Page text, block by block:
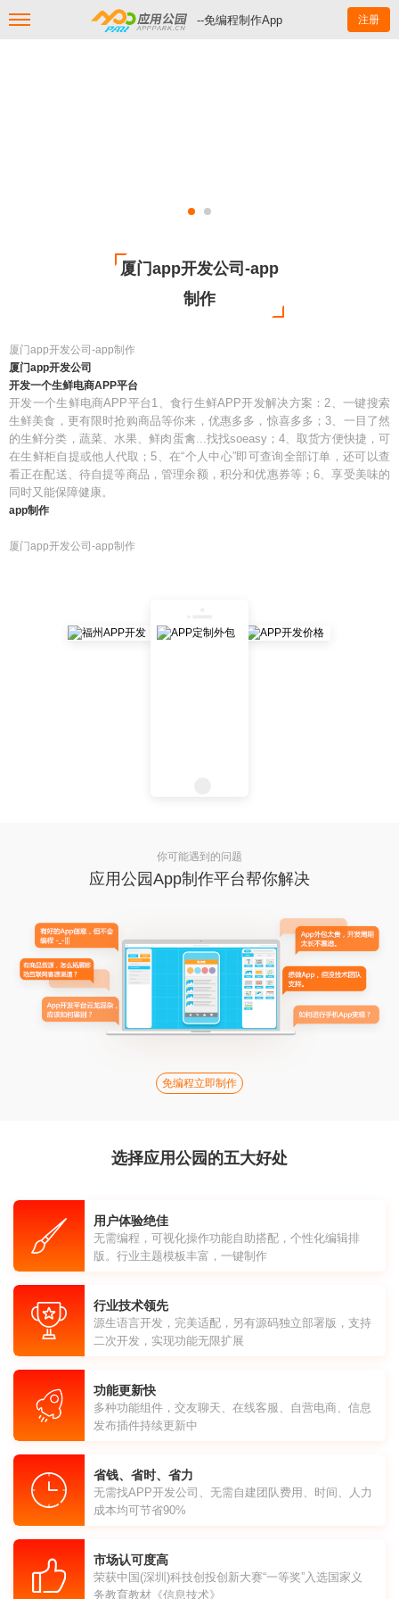
--免编程制作App 注册
厦门app开发公司-app
制作
厦门app开发公司-app制作
厦门app开发公司
开发一个生鲜电商APP平台
开发一个生鲜电商APP平台1、食行生鲜APP开发解决方案：2、一键搜索
生鲜美食，更有限时抢购商品等你来，优惠多多，惊喜多多；3、一目了然
的生鲜分类，蔬菜、水果、鲜肉蛋禽...找找soeasy；4、取货方便快捷，可
在生鲜柜自提或他人代取；5、在“个人中心”即可查询全部订单，还可以查
看正在配送、待自提等商品，管理余额，积分和优惠券等；6、享受美味的
同时又能保障健康。
app制作
厦门app开发公司-app制作
你可能遇到的问题
应用公园App制作平台帮你解决
免编程立即制作
选择应用公园的五大好处
用户体验绝佳
无需编程，可视化操作功能自助搭配，个性化编辑排
版。行业主题模板丰富，一键制作
行业技术领先
源生语言开发，完美适配，另有源码独立部署版，支持
二次开发，实现功能无限扩展
功能更新快
多种功能组件，交友聊天、在线客服、自营电商、信息
发布插件持续更新中
省钱、省时、省力
无需找APP开发公司、无需自建团队费用、时间、人力
成本均可节省90%
市场认可度高
荣获中国(深圳)科技创投创新大赛“一等奖”入选国家义
务教育教材《信息技术》